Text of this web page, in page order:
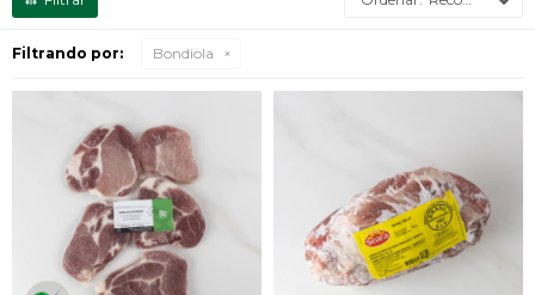
Filtrando por: Bondiola